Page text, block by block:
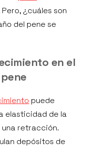
¿cuáles son
del pene se
en el
puede
elasticidad de la
una retracción.
depósitos de